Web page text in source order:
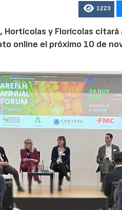
1223
Hortícolas y Florícolas
online el próximo 10 de
21/07/2026